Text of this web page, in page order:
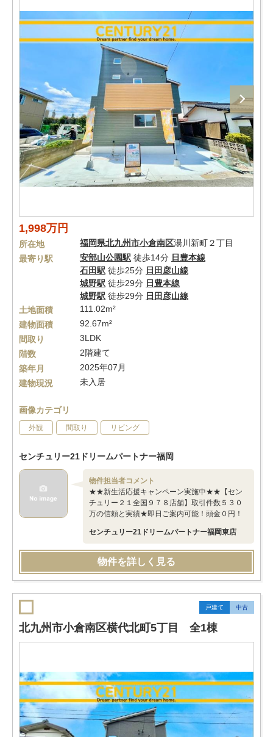
1,998万円
所在地 福岡県北九州市小倉南区湯川新町２丁目
最寄り駅
安部山公園駅 徒歩14分 日豊本線
石田駅 徒歩25分 日田彦山線
城野駅 徒歩29分 日豊本線
城野駅 徒歩29分 日田彦山線
土地面積
111.02m²
建物面積
92.67m²
間取り
3LDK
階数
2階建て
築年月
2025年07月
建物現況
未入居
画像カテゴリ
外観 間取り リビング
センチュリー21ドリームパートナー福岡
物件担当者コメント
★★新生活応援キャンペーン実施中★★【セン
チュリー２１全国９７８店舗】取引件数５３０
万の信頼と実績★即日ご案内可能！頭金０円！
センチュリー21ドリームパートナー福岡東店
物件を詳しく見る
戸建て 中古
北九州市小倉南区横代北町5丁目 全1棟